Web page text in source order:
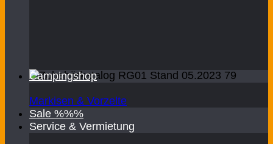
Campingshop
Markisen & Vorzelte
Sale %%%
Service & Vermietung